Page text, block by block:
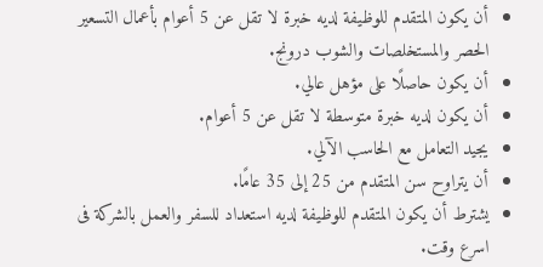
أن يكون المتقدم للوظيفة لديه خبرة لا تقل عن 5 أعوام بأعمال التسعير
الحصر والمستخلصات والشوب درونج.
أن يكون حاصلًا على مؤهل عالي.
أن يكون لديه خبرة متوسطة لا تقل عن 5 أعوام.
يجيد التعامل مع الحاسب الآلي.
أن يتراوح سن المتقدم من 25 إلى 35 عامًا.
يشترط أن يكون المتقدم للوظيفة لديه استعداد للسفر والعمل بالشركة فى
اسرع وقت.